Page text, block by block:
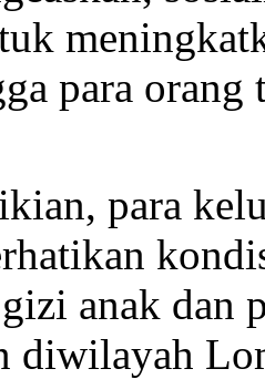
para
para
anak dan
diwilayah